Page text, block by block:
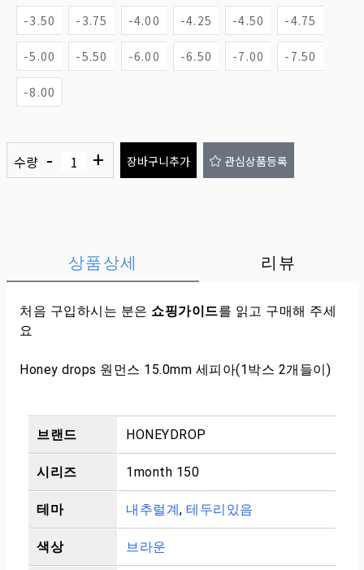
-3.50 -3.75 -4.00 -4.25 -4.50 -4.75
-5.00 -5.50 -6.00 -6.50 -7.00 -7.50
-8.00
수량 - + 장바구니추가 관심상품등록
상품상세 리뷰
처음 구입하시는 분은 쇼핑가이드를 읽고 구매해 주세
요
Honey drops 원먼스 15.0mm 세피아(1박스 2개들이)
브랜드 HONEYDROP
시리즈 1month 150
테마 내추럴계, 테두리있음
색상 브라운